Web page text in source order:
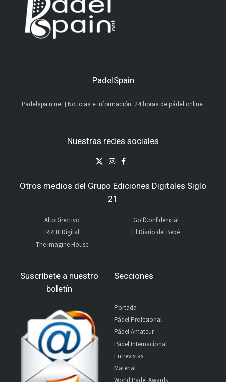
PadelSpain
Padelspain.net | Noticias e información. 24 horas de pádel online.
Nuestras redes sociales
Otros medios del Grupo Ediciones Digitales Siglo
21
AltoDirectivo
RRHHDigital
The Imagine House
GolfConfidencial
El Diario del Bebé
Suscríbete a nuestro
boletín
Secciones
Portada
Pádel Profesional
Pádel Amateur
Pádel Internacional
Entrevistas
Material
World Padel Awards